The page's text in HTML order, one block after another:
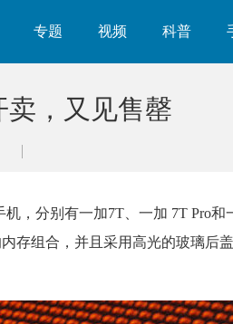
专题 视频 科普
卖，又见售罄
，分别有一加7T、一加 7T Pro
存组合，并且采用高光的玻璃后